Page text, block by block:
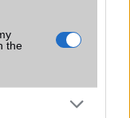
the